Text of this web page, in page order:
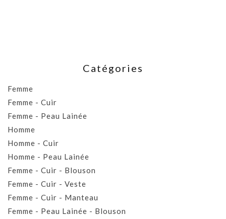
Catégories
Femme
Femme - Cuir
Femme - Peau Lainée
Homme
Homme - Cuir
Homme - Peau Lainée
Femme - Cuir - Blouson
Femme - Cuir - Veste
Femme - Cuir - Manteau
Femme - Peau Lainée - Blouson